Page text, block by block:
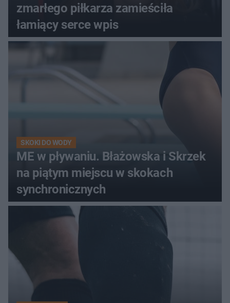
zmarłego piłkarza zamieściła
łamiący serce wpis
SKOKI DO WODY
ME w pływaniu. Błażowska i Skrzek
na piątym miejscu w skokach
synchronicznych